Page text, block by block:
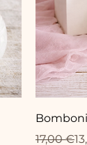
Prix
17,00 €
Prix